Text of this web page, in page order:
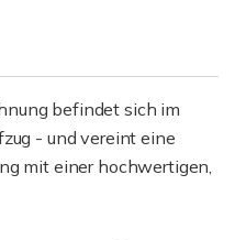
befindet sich im
- und vereint eine
mit einer hochwertigen,